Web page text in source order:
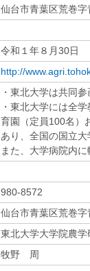
仙台市青葉区荒巻字
令和１年８月30日
http://
・東北大学は共同
・東北大学には全
育園（定員100名）
あり、全国の国立
また、大学病院内
980-8572
仙台市青葉区荒巻字
東北大学大学院農
牧野 周